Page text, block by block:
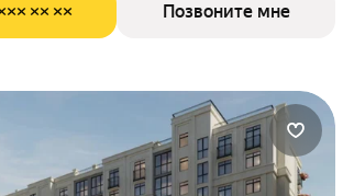
×× ×× Позвоните мне